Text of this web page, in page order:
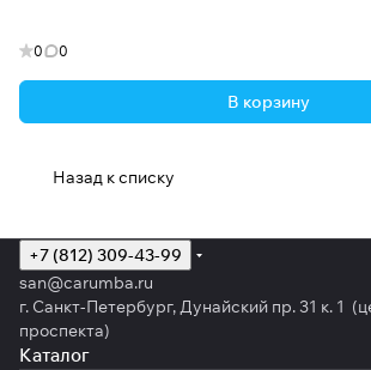
0 0
В корзину
Назад к списку
+7 (812) 309-43-99
san@carumba.ru
г. Санкт-Петербург, Дунайский пр. 31 к. 1
проспекта)
Каталог